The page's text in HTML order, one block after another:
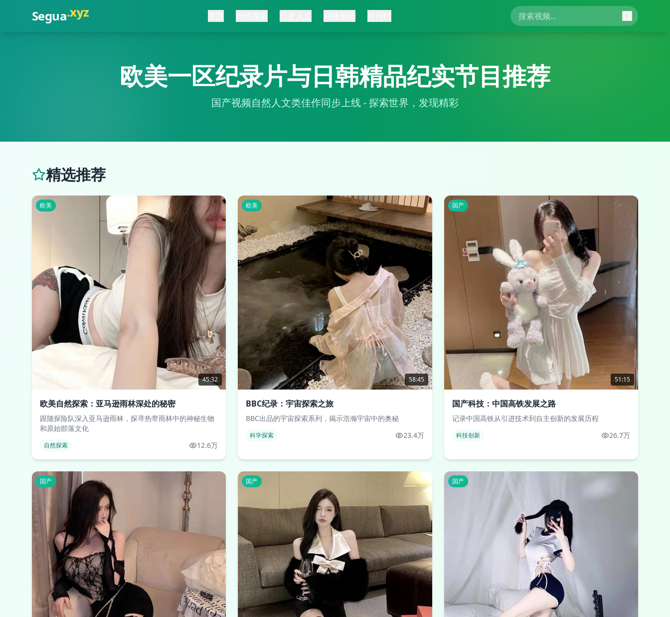
Segua.com
欧美一区纪录片与日韩精品纪实节目推荐
国产视频自然人文类佳作同步上线 - 探索世界，发现精彩
精选推荐
45:32
欧美
欧美自然探索：亚马逊雨林深处的秘密
跟随探险队深入亚马逊雨林，探寻热带雨林中的神秘生物
和原始部落文化
自然探索 12.6万
58:45
欧美
BBC纪录：宇宙探索之旅
BBC出品的宇宙探索系列，揭示浩瀚宇宙中的奥秘
科学探索 23.4万
51:15
国产
国产科技：中国高铁发展之路
记录中国高铁从引进技术到自主创新的发展历程
科技创新 26.7万
国产 国产 国产